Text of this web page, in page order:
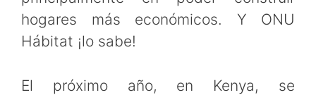
hogares más económicos. Y ONU
Hábitat ¡lo sabe!
El próximo año, en Kenya, se